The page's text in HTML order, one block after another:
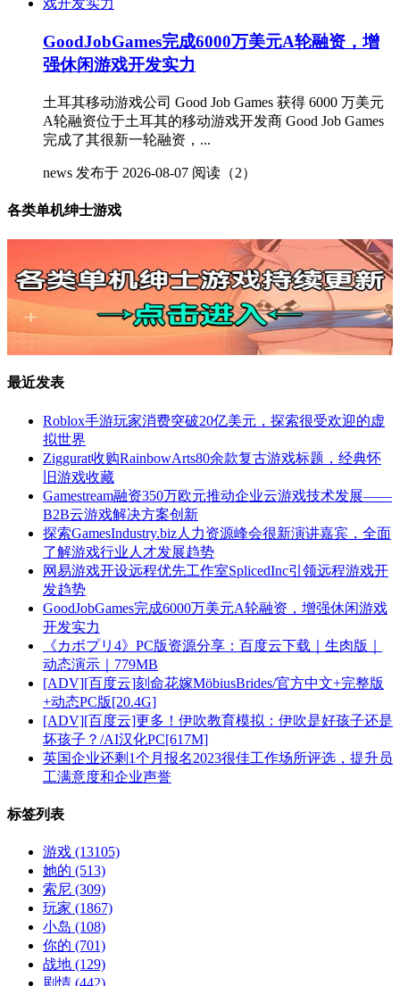
GoodJobGames完成6000万美元A轮融资，增
强休闲游戏开发实力
土耳其移动游戏公司 Good Job Games 获得 6000 万美元
A轮融资位于土耳其的移动游戏开发商 Good Job Games
完成了其很新一轮融资，...
news 发布于 2026-08-07 阅读（2）
各类单机绅士游戏
最近发表
Roblox手游玩家消费突破20亿美元，探索很受欢迎的虚
拟世界
Ziggurat收购RainbowArts80余款复古游戏标题，经典怀
旧游戏收藏
Gamestream融资350万欧元推动企业云游戏技术发展——
B2B云游戏解决方案创新
探索GamesIndustry.biz人力资源峰会很新演讲嘉宾，全面
了解游戏行业人才发展趋势
网易游戏开设远程优先工作室SplicedInc引领远程游戏开
发趋势
GoodJobGames完成6000万美元A轮融资，增强休闲游戏
开发实力
《カボプリ4》PC版资源分享：百度云下载｜生肉版｜
动态演示｜779MB
[ADV][百度云]刻命花嫁MöbiusBrides/官方中文+完整版
+动态PC版[20.4G]
[ADV][百度云]更多！伊吹教育模拟：伊吹是好孩子还是
坏孩子？/AI汉化PC[617M]
英国企业还剩1个月报名2023很佳工作场所评选，提升员
工满意度和企业声誉
标签列表
游戏 (13105)
她的 (513)
索尼 (309)
玩家 (1867)
小岛 (108)
你的 (701)
战地 (129)